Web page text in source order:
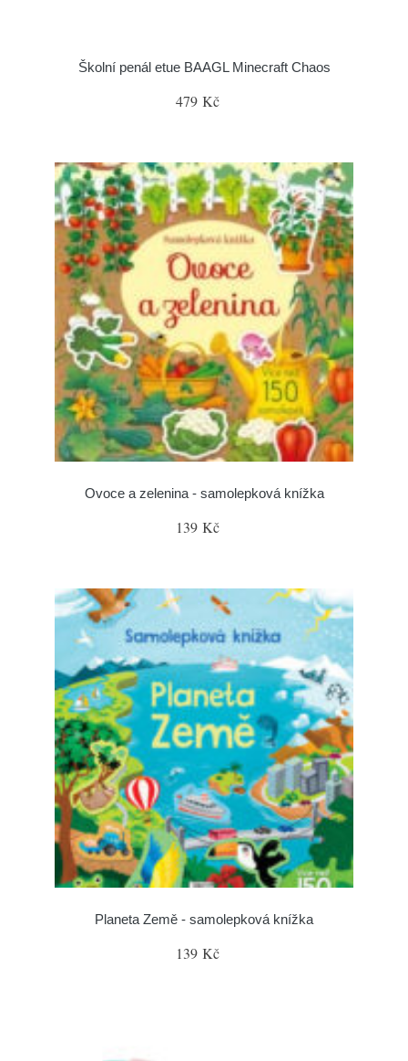
Školní penál etue BAAGL Minecraft Chaos
479 Kč
Ovoce a zelenina - samolepková knížka
139 Kč
Planeta Země - samolepková knížka
139 Kč